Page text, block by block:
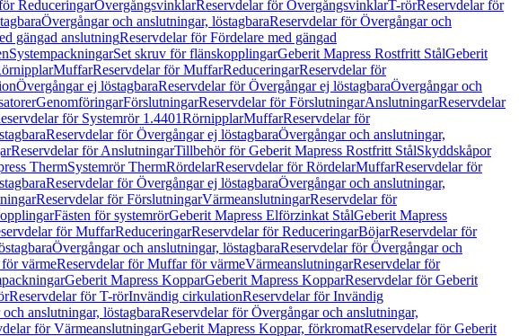
ReduceringarÖvergångsvinklarReservdelar för ÖvergångsvinklarT-rörReservdelar för
Övergångar och anslutningar, löstagbaraReservdelar för Övergångar och
gängad anslutningReservdelar för Fördelare med gängad
SystempackningarSet skruv för flänskopplingarGeberit Mapress Rostfritt StålGeberit
MuffarReservdelar för MuffarReduceringarReservdelar för
Övergångar ej löstagbaraReservdelar för Övergångar ej löstagbaraÖvergångar och
GenomföringarFörslutningarReservdelar för FörslutningarAnslutningarReservdelar
för Systemrör 1.4401RörnipplarMuffarReservdelar för
Reservdelar för Övergångar ej löstagbaraÖvergångar och anslutningar,
Reservdelar för AnslutningarTillbehör för Geberit Mapress Rostfritt StålSkyddskåpor
ThermSystemrör ThermRördelarReservdelar för RördelarMuffarReservdelar för
Reservdelar för Övergångar ej löstagbaraÖvergångar och anslutningar,
Reservdelar för FörslutningarVärmeanslutningarReservdelar för
Fästen för systemrörGeberit Mapress Elförzinkat StålGeberit Mapress
för MuffarReduceringarReservdelar för ReduceringarBöjarReservdelar för
Övergångar och anslutningar, löstagbaraReservdelar för Övergångar och
värmeReservdelar för Muffar för värmeVärmeanslutningarReservdelar för
Geberit Mapress KopparGeberit Mapress KopparReservdelar för Geberit
Reservdelar för T-rörInvändig cirkulationReservdelar för Invändig
anslutningar, löstagbaraReservdelar för Övergångar och anslutningar,
för VärmeanslutningarGeberit Mapress Koppar, förkromatReservdelar för Geberit